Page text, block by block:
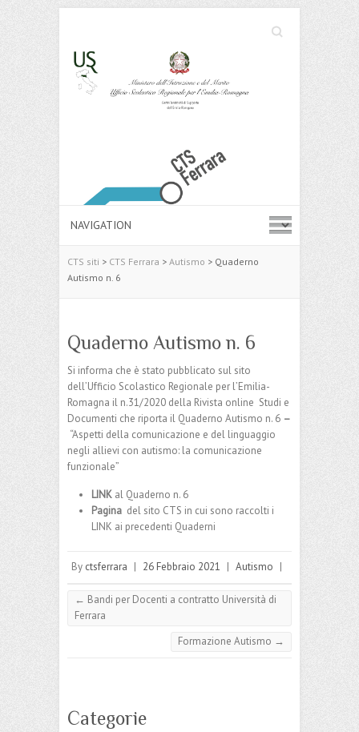
Search
Cerca
CTS siti > CTS Ferrara > Autismo > Quaderno
Autismo n. 6
Quaderno Autismo n. 6
Si informa che è stato pubblicato sul sito
dell’Ufficio Scolastico Regionale per l’Emilia-
Romagna il n.31/2020 della Rivista online Studi e
Documenti che riporta il Quaderno Autismo n. 6 –
“Aspetti della comunicazione e del linguaggio
negli allievi con autismo: la comunicazione
funzionale”
LINK al Quaderno n. 6
Pagina del sito CTS in cui sono raccolti i
LINK ai precedenti Quaderni
By ctsferrara | 26 Febbraio 2021 | Autismo |
← Bandi per Docenti a contratto Università di
Ferrara
Formazione Autismo →
Categorie